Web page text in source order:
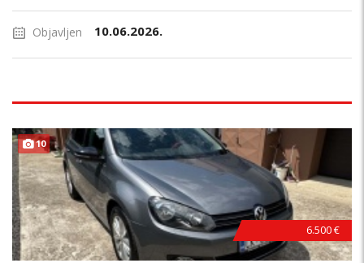
Objavljen 10.06.2026.
10 TOP STANJE !
6.500 €